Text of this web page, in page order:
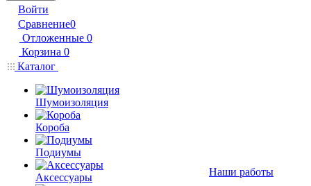
Войти
Сравнение0
Отложенные 0
Корзина 0
Каталог
Шумоизоляция
Короба
Подиумы
Аксессуары
Наши работы